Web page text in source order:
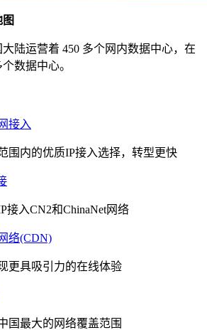
陆运营着 450 多个网内数据中心，在
数据中心。
接入
围内的优质IP接入选择，转型更快
接入CN2和ChinaNet网络
络(CDN)
更具吸引力的在线体验
国最大的网络覆盖范围